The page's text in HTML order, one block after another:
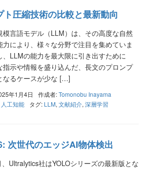
ト圧縮技術の比較と最新動向
模言語モデル（LLM）は、その高度な自然
力により、様々な分野で注目を集めていま
、LLMの能力を最大限に引き出すために
指示や情報を盛り込んだ、長文のプロンプ
なるケースが少な […]
年1月4日 作成者:Tomonobu Inayama
人工知能 タグ: LLM, 文献紹介, 深層学習
次世代のエッジAI物体検出
Ultralytics社はYOLOシリーズの最新版とな